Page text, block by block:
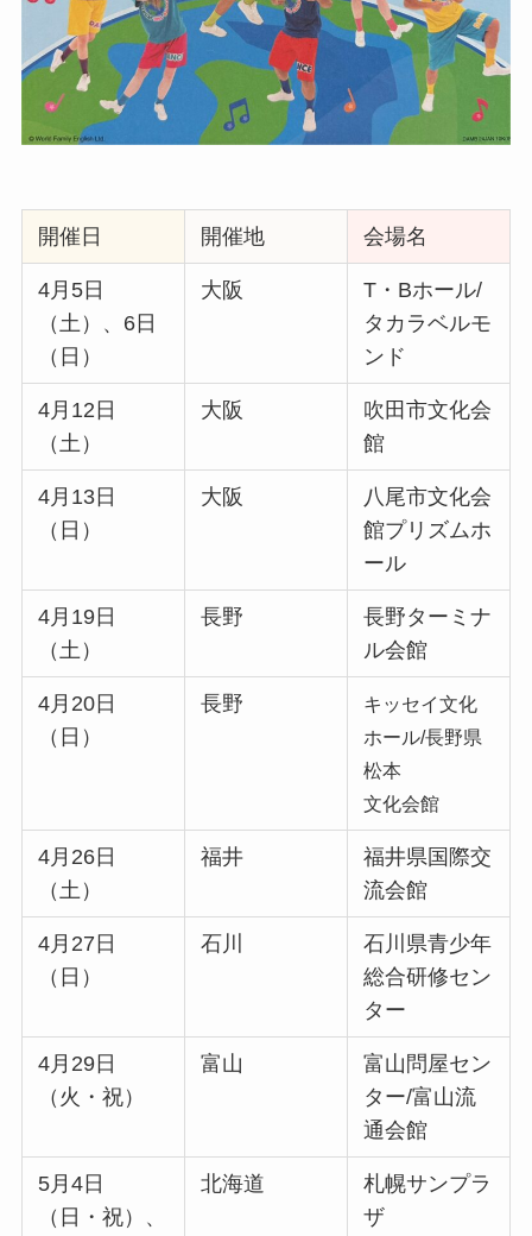
開催日 開催地 会場名
4月5日
（土）、6日
（日）
大阪
T・Bホール/
タカラベルモ
ンド
4月12日
（土）
大阪
吹田市文化会
館
4月13日
（日）
大阪
八尾市文化会
館プリズムホ
ール
4月19日
（土）
長野
長野ターミナ
ル会館
4月20日
（日）
長野
キッセイ文化
ホール/長野県
松本
文化会館
4月26日
（土）
福井
福井県国際交
流会館
4月27日
（日）
石川
石川県青少年
総合研修セン
ター
4月29日
（火・祝）
富山
富山問屋セン
ター/富山流
通会館
5月4日
（日・祝）、
北海道
札幌サンプラ
ザ